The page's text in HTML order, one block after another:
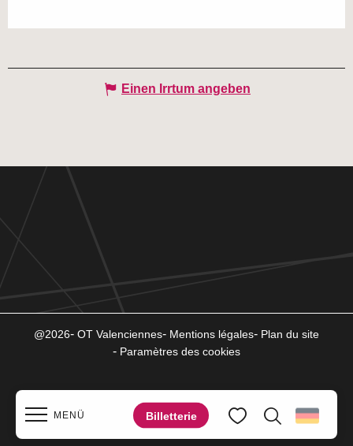
MENÜ Billetterie
Einen Irrtum angeben
@2026 OT Valenciennes Mentions légales
Plan du site
Paramètres des cookies